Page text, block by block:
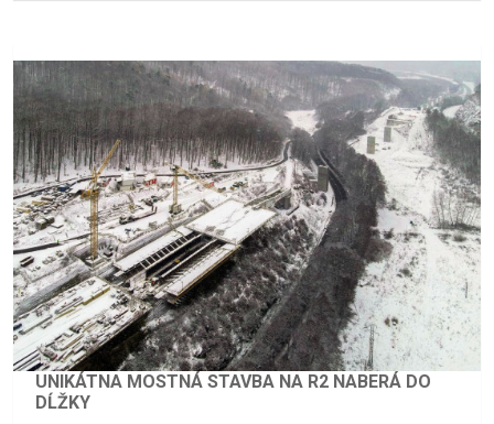
UNIKÁTNA MOSTNÁ STAVBA NA R2 NABERÁ DO
DĹŽKY